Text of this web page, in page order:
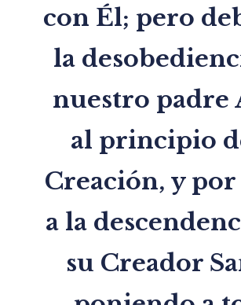
con Él; pero
la
nuestro padre
al principio
Creación, y
a la
su Creador